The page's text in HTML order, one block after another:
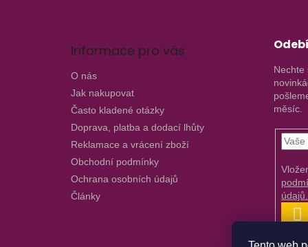
Informace pro vás
O nás
Jak nakupovat
Často kladené otázky
Doprava, platba a dodací lhůty
Reklamace a vrácení zboží
Obchodní podmínky
Ochrana osobních údajů
Články
Nechte
měsíc.
údajů.